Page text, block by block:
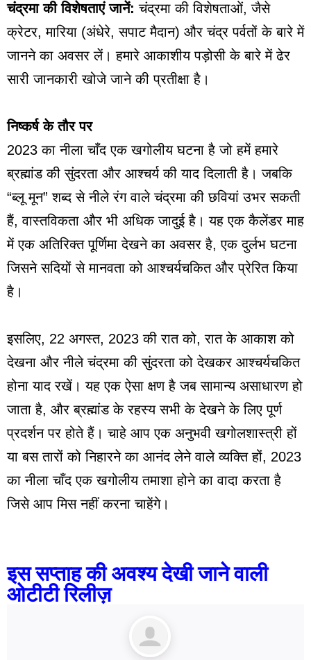
चंद्रमा की विशेषताएं जानें: चंद्रमा की विशेषताओं, जैसे
क्रेटर, मारिया (अंधेरे, सपाट मैदान) और चंद्र पर्वतों के बारे में
जानने का अवसर लें। हमारे आकाशीय पड़ोसी के बारे में ढेर
सारी जानकारी खोजे जाने की प्रतीक्षा है।
निष्कर्ष के तौर पर
2023 का नीला चाँद एक खगोलीय घटना है जो हमें हमारे
ब्रह्मांड की सुंदरता और आश्चर्य की याद दिलाती है। जबकि
“ब्लू मून” शब्द से नीले रंग वाले चंद्रमा की छवियां उभर सकती
हैं, वास्तविकता और भी अधिक जादुई है। यह एक कैलेंडर माह
में एक अतिरिक्त पूर्णिमा देखने का अवसर है, एक दुर्लभ घटना
जिसने सदियों से मानवता को आश्चर्यचकित और प्रेरित किया
है।
इसलिए, 22 अगस्त, 2023 की रात को, रात के आकाश को
देखना और नीले चंद्रमा की सुंदरता को देखकर आश्चर्यचकित
होना याद रखें। यह एक ऐसा क्षण है जब सामान्य असाधारण हो
जाता है, और ब्रह्मांड के रहस्य सभी के देखने के लिए पूर्ण
प्रदर्शन पर होते हैं। चाहे आप एक अनुभवी खगोलशास्त्री हों
या बस तारों को निहारने का आनंद लेने वाले व्यक्ति हों, 2023
का नीला चाँद एक खगोलीय तमाशा होने का वादा करता है
जिसे आप मिस नहीं करना चाहेंगे।
इस सप्ताह की अवश्य देखी जाने वाली
ओटीटी रिलीज़